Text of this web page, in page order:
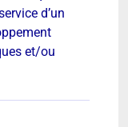
d’un
et/ou